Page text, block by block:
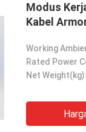
Modus
Kabel
Net Weight(kg):